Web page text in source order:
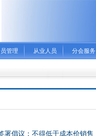
管理 从业人员 分会服务
署倡议：不得低于成本价销售